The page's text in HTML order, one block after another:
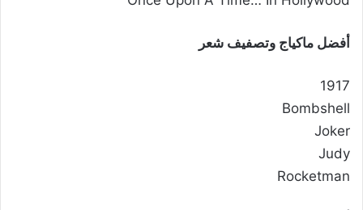
أفضل ماكياج وتصفيف شعر
1917
Bombshell
Joker
Judy
Rocketman